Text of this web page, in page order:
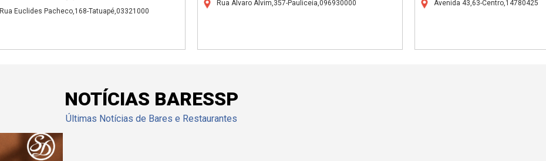
Rua Euclides Pacheco,168-Tatuapé,03321000
Rua Álvaro Alvim,357-Pauliceia,096930000
Avenida 43,63-Centro,14780425
NOTÍCIAS BARESSP
Últimas Notícias de Bares e Restaurantes